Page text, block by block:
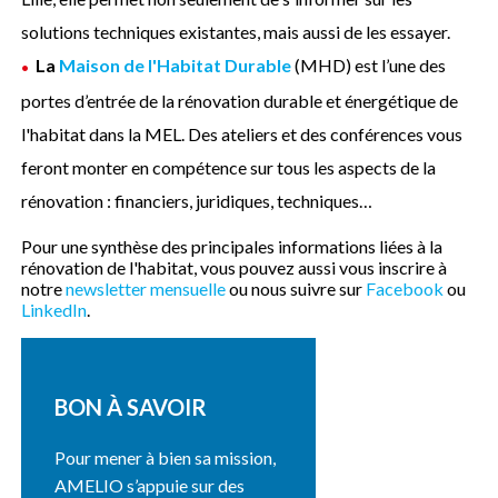
solutions techniques existantes, mais aussi de les essayer.
La Maison de l'Habitat Durable(MHD) est l’une des
portes d’entrée de la rénovation durable et énergétique de
l'habitat dans la MEL. Des ateliers et des conférences vous
feront monter en compétence sur tous les aspects de la
rénovation : financiers, juridiques, techniques…
Pour une synthèse des principales informations liées à la
rénovation de l'habitat, vous pouvez aussi vous inscrire à
notrenewsletter mensuelleou nous suivre sur Facebook ou
LinkedIn.
BON À SAVOIR
Pour mener à bien sa mission,
AMELIO s’appuie sur des